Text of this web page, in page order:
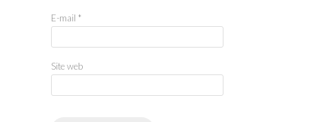
E-mail *
Site web